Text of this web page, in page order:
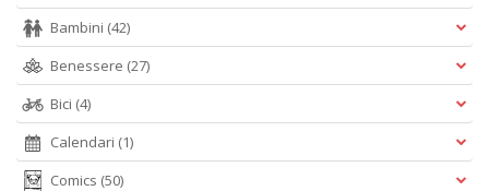
Bambini (42)
Benessere (27)
Bici (4)
Calendari (1)
Comics (50)